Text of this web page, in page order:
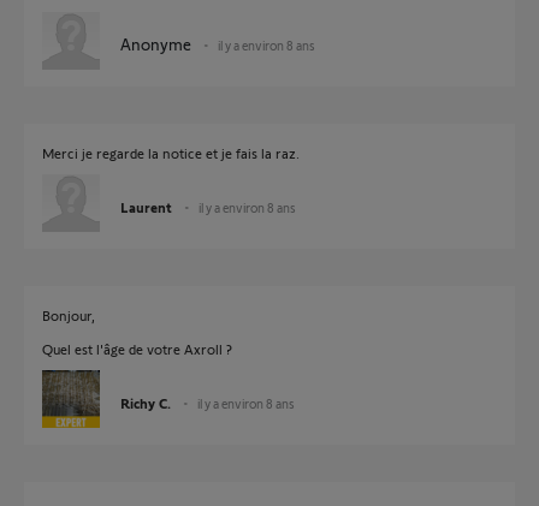
Anonyme il y a environ 8 ans
Merci je regarde la notice et je fais la raz.
Laurent il y a environ 8 ans
Bonjour,
Quel est l'âge de votre Axroll ?
Richy C. il y a environ 8 ans